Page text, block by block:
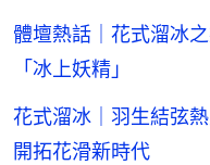
體壇熱話｜花式溜冰
「冰上妖精」
花式溜冰｜羽生結弦
開拓花滑新時代